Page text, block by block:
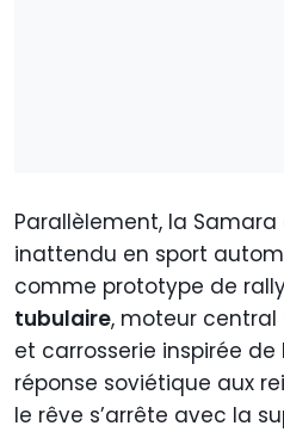
Parallèlement, la
inattendu en sport
comme prototype de
tubulaire, moteur central
et carrosserie inspirée de
réponse soviétique aux
le rêve s’arrête avec la